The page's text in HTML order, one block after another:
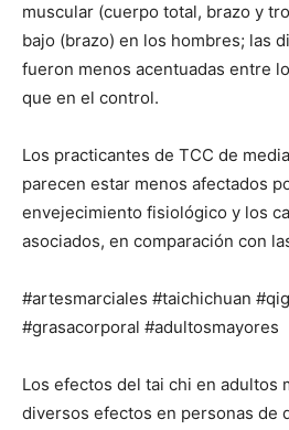
muscular (cuerpo total, brazo y
bajo (brazo) en los hombres; las
fueron menos acentuadas entre
que en el control.
Los practicantes de TCC de
parecen estar menos afectados
envejecimiento fisiológico y los
asociados, en comparación con
#artesmarciales #taichichuan
#grasacorporal #adultosmayores
Los efectos del tai chi en adultos
diversos efectos en personas de